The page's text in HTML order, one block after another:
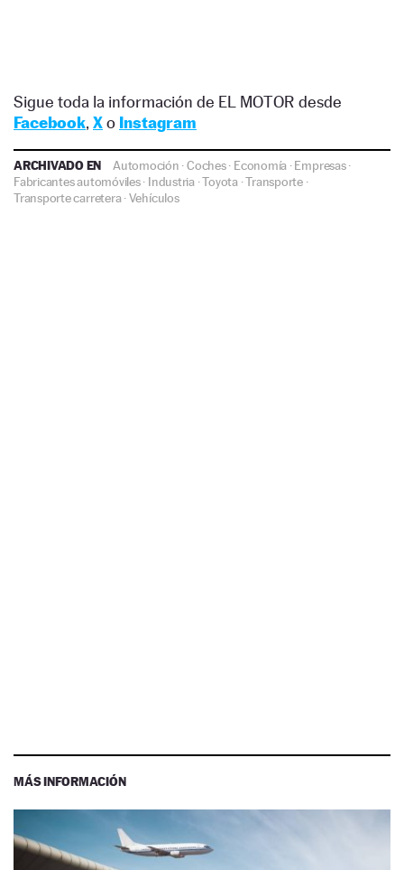
Sigue toda la información de EL MOTOR desde
Facebook, Xo Instagram
ARCHIVADO EN Automoción ·Coches· Economía ·Empresas·
Fabricantes automóviles· Industria·Toyota·Transporte·
Transporte carretera·Vehículos
MÁS INFORMACIÓN